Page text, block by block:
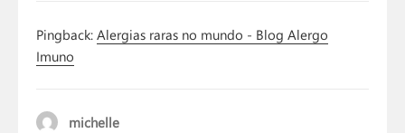
Pingback:Alergias raras no mundo - Blog Alergo
Imuno
michelle